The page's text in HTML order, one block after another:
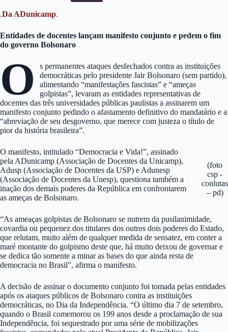
.Da ADunicamp.
Entidades de docentes lançam manifesto conjunto e pedem o fim
do governo Bolsonaro
O
s permanentes ataques desfechados contra as instituições
democráticas pelo presidente Jair Bolsonaro (sem partido),
alimentando “manifestações fascistas” e “ameças
golpistas”, levaram as entidades representativas de
docentes das três universidades públicas paulistas a assinarem um
manifesto conjunto pedindo o afastamento definitivo do mandatário e a
“abreviação de seu desgoverno, que merece com justeza o título de
pior da história brasileira”.
(foto
csp -
conlutas
– pd)
O manifesto, intitulado “Democracia e Vida!”, assinado
pela ADunicamp (Associação de Docentes da Unicamp),
Adusp (Associação de Docentes da USP) e Adunesp
(Associação de Docentes da Unesp), questiona também a
inação dos demais poderes da República em confrontarem
as ameças de Bolsonaro.
“As ameaças golpistas de Bolsonaro se nutrem da pusilanimidade,
covardia ou pequenez dos titulares dos outros dois poderes do Estado,
que relutam, muito além de qualquer medida de sensatez, em conter a
maré montante do golpismo deste que, há muito deixou de governar e
se dedica tão somente a minar as bases do que ainda resta de
democracia no Brasil”, afirma o manifesto.
A decisão de assinar o documento conjunto foi tomada pelas entidades
após os ataques públicos de Bolsonaro contra as instituições
democráticas, no Dia da Independência. “O último dia 7 de setembro,
quando o Brasil comemorou os 199 anos desde a proclamação de sua
Independência, foi sequestrado por uma série de mobilizações